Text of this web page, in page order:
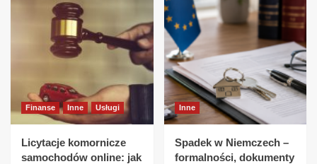
Finanse Inne Usługi
Licytacje komornicze
samochodów online: jak
Inne
Spadek w Niemczech –
formalności, dokumenty